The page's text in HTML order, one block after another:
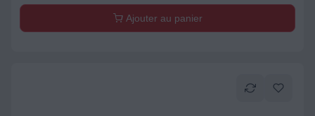
Ajouter au panier